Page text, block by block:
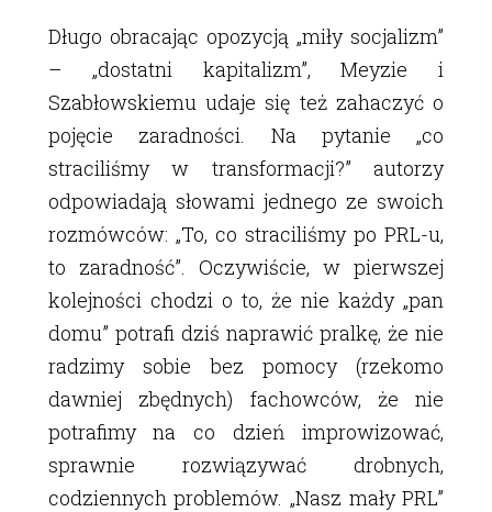
Długo obracając opozycją „miły socjalizm”
– „dostatni kapitalizm”, Meyzie i
Szabłowskiemu udaje się też zahaczyć o
pojęcie zaradności. Na pytanie „co
straciliśmy w transformacji?” autorzy
odpowiadają słowami jednego ze swoich
rozmówców: „To, co straciliśmy po PRL-u,
to zaradność”. Oczywiście, w pierwszej
kolejności chodzi o to, że nie każdy „pan
domu” potrafi dziś naprawić pralkę, że nie
radzimy sobie bez pomocy (rzekomo
dawniej zbędnych) fachowców, że nie
potrafimy na co dzień improwizować,
sprawnie rozwiązywać drobnych,
codziennych problemów. „Nasz mały PRL”